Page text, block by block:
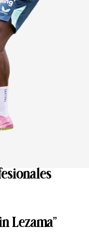
Lezama”